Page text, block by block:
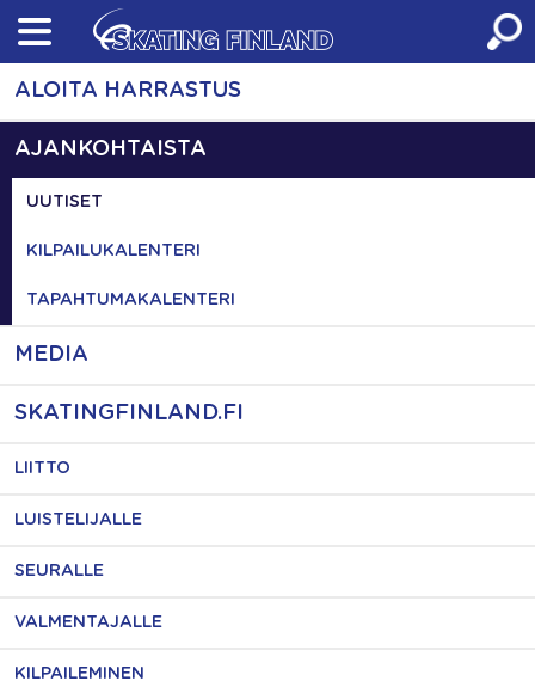
Skip
content
ALOITA HARRASTUS
AJANKOHTAISTA
UUTISET
KILPAILUKALENTERI
TAPAHTUMAKALENTERI
MEDIA
SKATINGFINLAND.FI
LIITTO
LUISTELIJALLE
SEURALLE
VALMENTAJALLE
KILPAILEMINEN